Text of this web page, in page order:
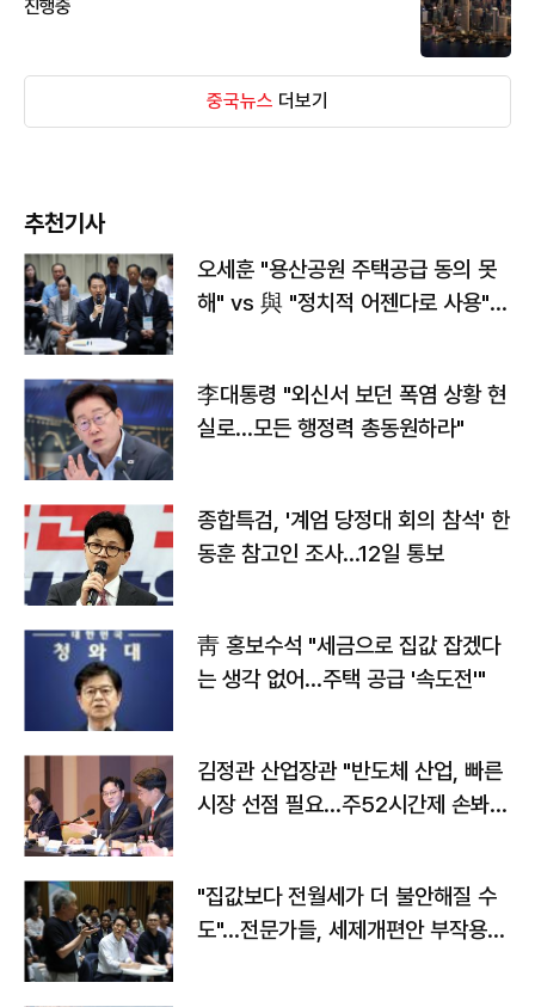
진행중
중국뉴스 더보기
추천기사
오세훈 "용산공원 주택공급 동의 못
해" vs 與 "정치적 어젠다로 사용"
李대통령 "외신서 보던 폭염 상황 현
실로…모든 행정력 총동원하라"
종합특검, '계엄 당정대 회의 참석' 한
동훈 참고인 조사...12일 통보
靑 홍보수석 "세금으로 집값 잡겠다
는 생각 없어…주택 공급 '속도전'"
김정관 산업장관 "반도체 산업, 빠른
시장 선점 필요…주52시간제 손봐
"집값보다 전월세가 더 불안해질 수
도"…전문가들, 세제개편안 부작용